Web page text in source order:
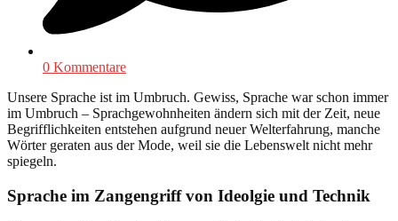
0 Kommentare
Unsere Sprache ist im Umbruch. Gewiss, Sprache war schon immer
im Umbruch – Sprachgewohnheiten ändern sich mit der Zeit, neue
Begrifflichkeiten entstehen aufgrund neuer Welterfahrung, manche
Wörter geraten aus der Mode, weil sie die Lebenswelt nicht mehr
spiegeln.
Sprache im Zangengriff von Ideolgie und Technik